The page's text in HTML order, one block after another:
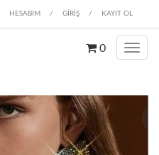
HESABIM / GİRİŞ / KAYIT OL
0